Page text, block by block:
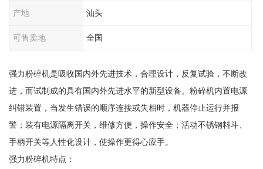
产地 汕头
可售卖地 全国
强力粉碎机是吸收国内外先进技术，合理设计，反复试验，不断改
进，而试制成的具有国内外先进水平的新型设备。 粉碎机内置电源
纠错装置，当发生错误的顺序连接或失相时，机器停止运行并报
警；装有电源隔离开关，维修方便，操作安全；活动不锈钢料斗、
手柄开关等人性化设计，使操作更得心应手。
强力粉碎机特点：